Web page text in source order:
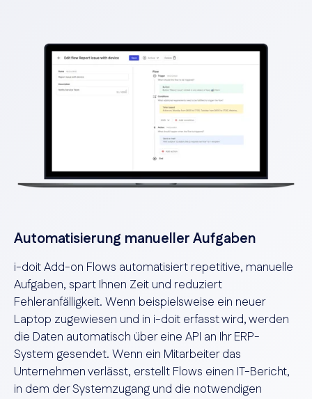
Automatisierung manueller Aufgaben
i-doit Add-on Flows automatisiert repetitive, manuelle
Aufgaben, spart Ihnen Zeit und reduziert
Fehleranfälligkeit. Wenn beispielsweise ein neuer
Laptop zugewiesen und in i-doit erfasst wird, werden
die Daten automatisch über eine API an Ihr ERP-
System gesendet. Wenn ein Mitarbeiter das
Unternehmen verlässt, erstellt Flows einen IT-Bericht,
in dem der Systemzugang und die notwendigen